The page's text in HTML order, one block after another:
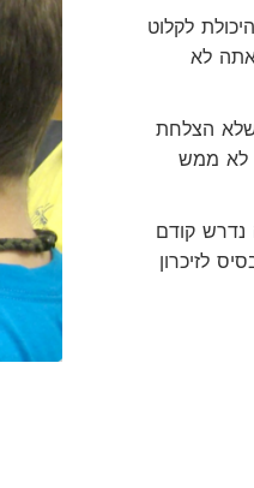
לקלוט
לא
שלא הצלחת
לא ממש
נדרש קודם
לזיכרון